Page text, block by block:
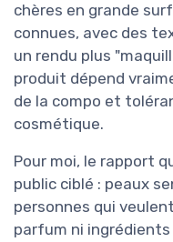
chères en grande
connues, avec des
un rendu plus
produit dépend
de la compo et
cosmétique.
Pour moi, le rapport
public ciblé : peaux
personnes qui
parfum ni